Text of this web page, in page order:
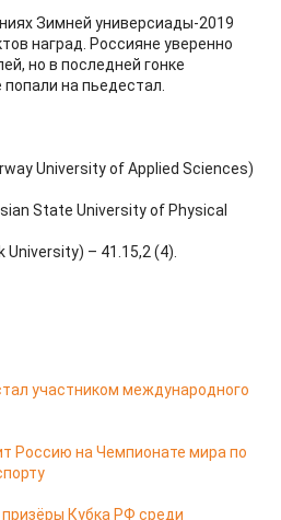
Зимней универсиады-2019
наград. Россияне уверенно
но в последней гонке
на пьедестал.
University of Applied Sciences)
State University of Physical
– 41.15,2 (4).
участником международного
Россию на Чемпионате мира по
Кубка РФ среди